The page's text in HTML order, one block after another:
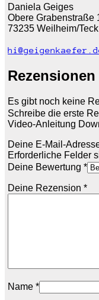
Daniela Geiges
Obere Grabenstraße
73235 Weilheim/Teck
Rezensionen
Es gibt noch keine
Schreibe die erste
Video-Anleitung
Deine E-Mail-
Erforderliche Felder
Deine Bewertung *
Deine Rezension *
Name *